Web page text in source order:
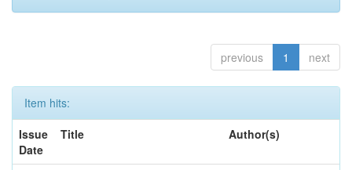
previous 1 next
Item hits:
Issue
Date
Title Author(s)